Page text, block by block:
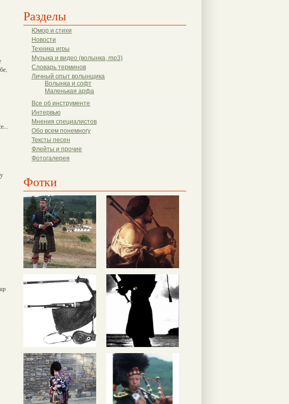
Разделы
Юмор и стихи
Новости
Техника игры
Музыка и видео (волынка, mp3)
Словарь терминов
Личный опыт волынщика
Волынка и софт
Маленькая арфа
Все об инструменте
Интервью
Мнения специалистов
Обо всем понемногу
Тексты песен
Флейты и прочие
Фотогалерея
Фотки